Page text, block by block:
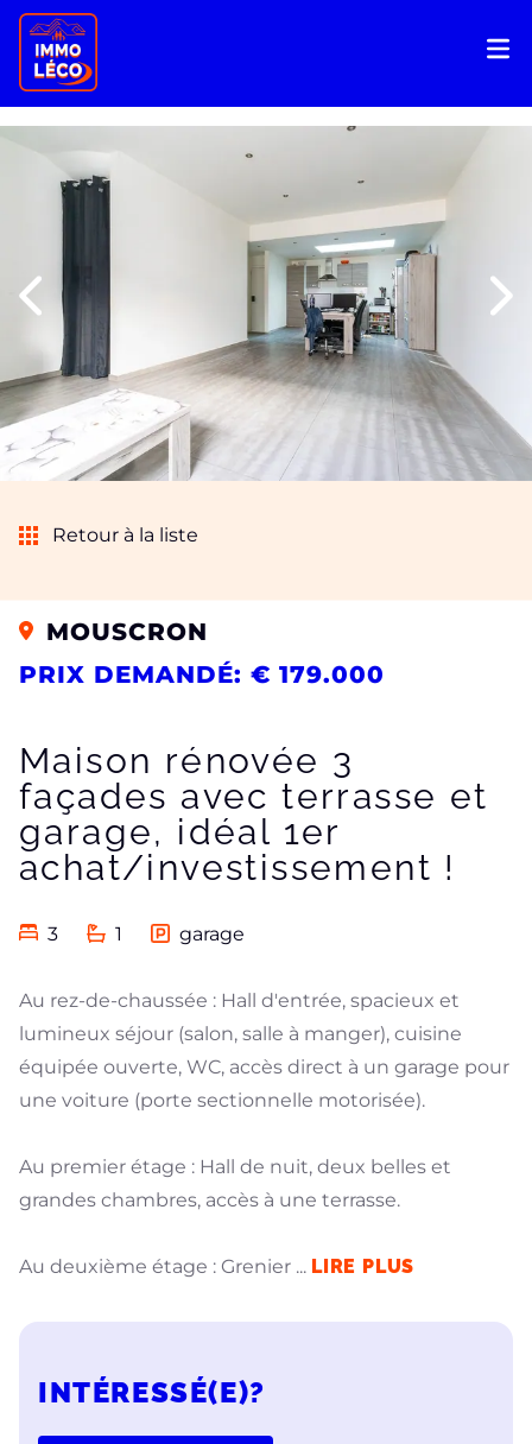
Retour à la liste
MOUSCRON
PRIX DEMANDÉ: € 179.000
Maison rénovée 3
façades avec terrasse et
garage, idéal 1er
achat/investissement !
3 1 garage
Au rez-de-chaussée : Hall d'entrée, spacieux et
lumineux séjour (salon, salle à manger), cuisine
équipée ouverte, WC, accès direct à un garage pour
une voiture (porte sectionnelle motorisée).
Au premier étage : Hall de nuit, deux belles et
grandes chambres, accès à une terrasse.
Au deuxième étage : Grenier ... LIRE PLUS
INTÉRESSÉ(E)?